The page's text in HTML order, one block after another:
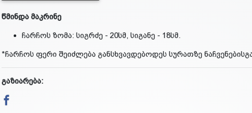
წმინდა მაკრინე
ჩარჩოს ზომა: სიგრძე - 20სმ, სიგანე - 18სმ.
*ჩარჩოს ფერი შეიძლება განსხვავდებოდეს სურათზე
გაზიარება: